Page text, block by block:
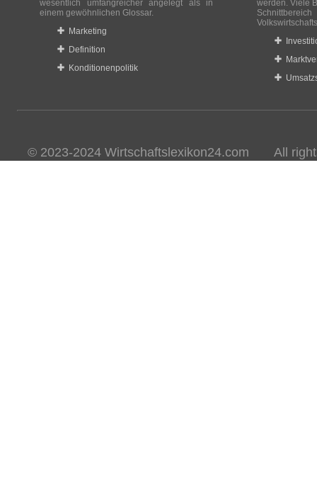
wesentlich umfangreicher angelegt als in
einem gewöhnlichen Glossar.
Marketing
Definition
Konditionenpolitik
werden. Viele
© 2023-2024 Wirtschaftslexikon24.com All